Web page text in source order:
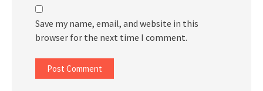
Save my name, email, and website in this
browser for the next time I comment.